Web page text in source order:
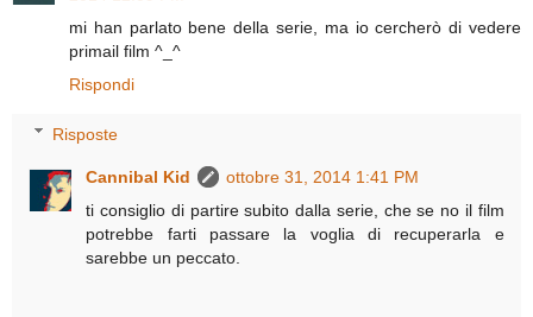
mi han parlato bene della serie, ma io cercherò di vedere
primail film ^_^
Rispondi
Risposte
Cannibal Kid
ottobre 31, 2014 1:41 PM
ti consiglio di partire subito dalla serie, che se no il film
potrebbe farti passare la voglia di recuperarla e
sarebbe un peccato.